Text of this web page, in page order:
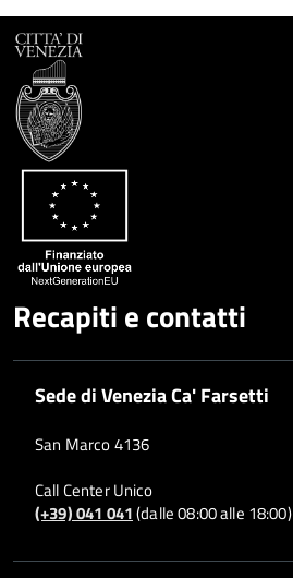
Recapiti e contatti
Sede di Venezia Ca' Farsetti
San Marco 4136
Call Center Unico
(+39) 041 041(dalle 08:00 alle 18:00)